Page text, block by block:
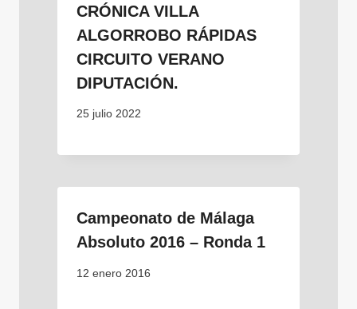
CRÓNICA VILLA
ALGORROBO RÁPIDAS
CIRCUITO VERANO
DIPUTACIÓN.
25 julio 2022
Campeonato de Málaga
Absoluto 2016 – Ronda 1
12 enero 2016